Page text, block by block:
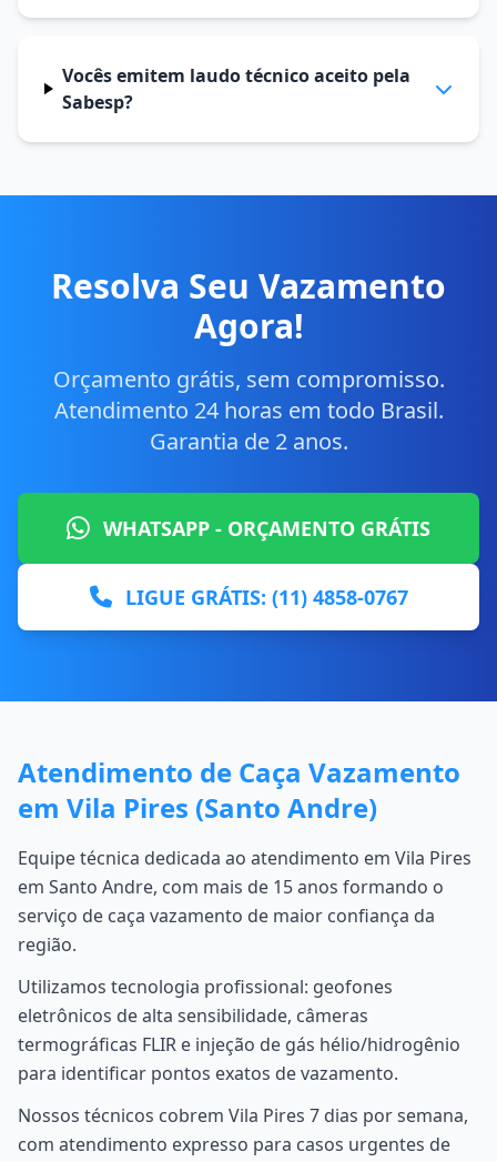
Vocês emitem laudo técnico aceito pela
Sabesp?
Resolva Seu Vazamento
Agora!
Orçamento grátis, sem compromisso.
Atendimento 24 horas em todo Brasil.
Garantia de 2 anos.
WHATSAPP - ORÇAMENTO GRÁTIS
LIGUE GRÁTIS: (11) 4858-0767
Atendimento de Caça Vazamento
em Vila Pires (Santo Andre)
Equipe técnica dedicada ao atendimento em Vila Pires
em Santo Andre, com mais de 15 anos formando o
serviço de caça vazamento de maior confiança da
região.
Utilizamos tecnologia profissional: geofones
eletrônicos de alta sensibilidade, câmeras
termográficas FLIR e injeção de gás hélio/hidrogênio
para identificar pontos exatos de vazamento.
Nossos técnicos cobrem Vila Pires 7 dias por semana,
com atendimento expresso para casos urgentes de